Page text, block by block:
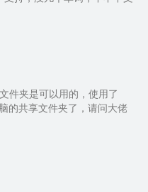
件夹是可以用的，使用了
的共享文件夹了，请问大佬